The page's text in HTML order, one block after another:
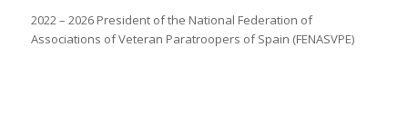
2022 – 2026 President of the National Federation of
Associations of Veteran Paratroopers of Spain (FENASVPE)